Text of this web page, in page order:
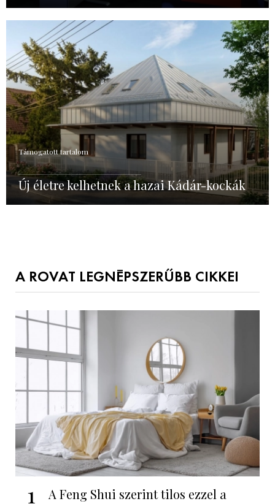
Támogatott tartalom
Új életre kelhetnek a hazai Kádár-kockák
A ROVAT LEGNÉPSZERŰBB CIKKEI
1
A Feng Shui szerint tilos ezzel a